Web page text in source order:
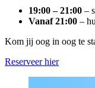
19:00 – 21:00 –
Vanaf 21:00 –
Kom jij oog in oog te
Reserveer hier